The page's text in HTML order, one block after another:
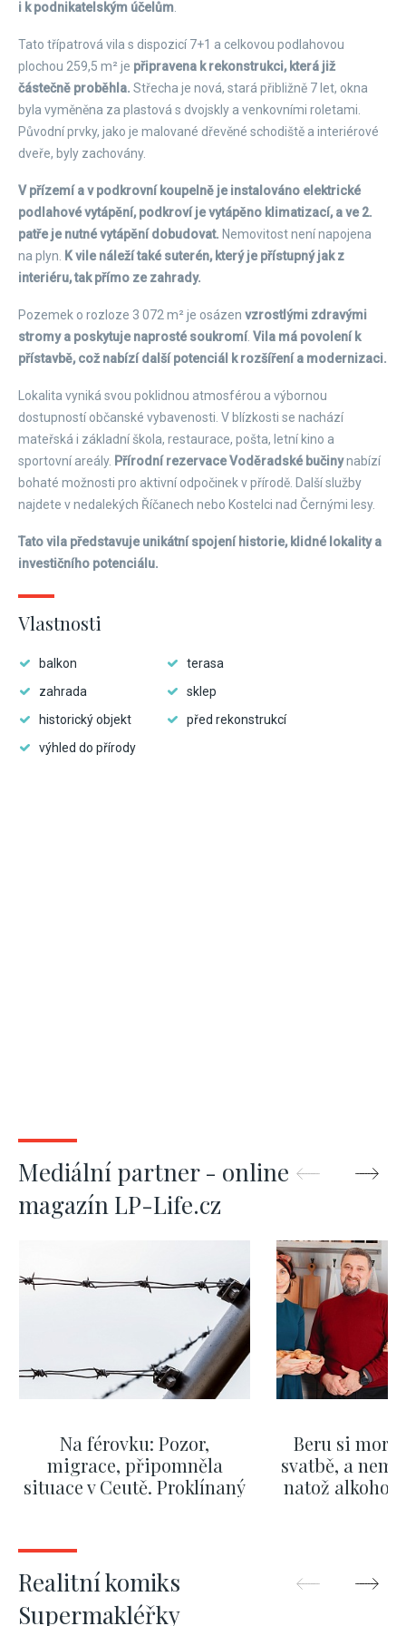
i k podnikatelským účelům
Tato třípatrová vila s dispozicí 7+1 a celkovou podlahovou
plochou 259,5 m² je připravena k rekonstrukci, která již
částečně proběhla. Střecha je nová, stará přibližně 7 let, okna
byla vyměněna za plastová s dvojskly a venkovními roletami.
Původní prvky, jako je malované dřevěné schodiště a interiérové
dveře, byly zachovány.
V přízemí a v podkrovní koupelně je instalováno elektrické
podlahové vytápění, podkroví je vytápěno klimatizací, a ve 2.
patře je nutné vytápění dobudovat. Nemovitost není napojena
na plyn.
K vile náleží také suterén, který je přístupný jak z
interiéru, tak přímo ze zahrady.
Pozemek o rozloze 3 072 m² je osázen vzrostlými zdravými
stromy a poskytuje naprosté soukromí. Vila má povolení k
přístavbě, což nabízí další potenciál k rozšíření a modernizaci.
Lokalita vyniká svou poklidnou atmosférou a výbornou
dostupností občanské vybavenosti. V blízkosti se nachází
mateřská i základní škola, restaurace, pošta, letní kino a
sportovní areály. Přírodní rezervace Voděradské bučinynabízí
bohaté možnosti pro aktivní odpočinek v přírodě. Další služby
najdete v nedalekých Říčanech nebo Kostelci nad Černými lesy.
Tato vila představuje unikátní spojení historie, klidné lokality a
investičního potenciálu.
Vlastnosti
balkon
terasa
zahrada
sklep
historický objekt
před rekonstrukcí
výhled do přírody
Mediální partner - online
magazín LP-Life.cz
Na férovku: Pozor,
migrace, připomněla
situace v Ceutě. Proklínaný
Okamurova videa
Beru si
svatbě, a
natož alkohol.
Realitní komiks
Supermakléřky